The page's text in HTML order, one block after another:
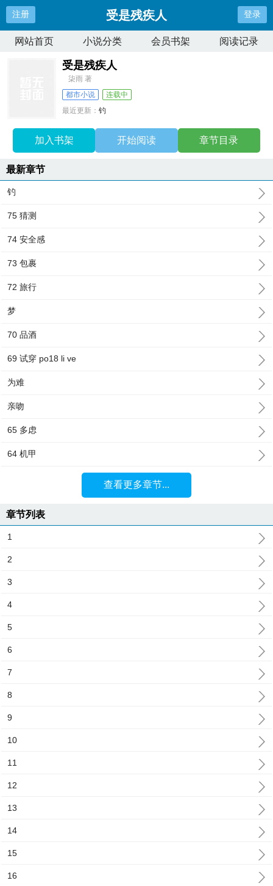
注册 受是残疾人 登录
网站首页 小说分类 会员书架 阅读记录
受是残疾人
柒雨 著
都市小说
连载中
最近更新：钓
加入书架 开始阅读 章节目录
最新章节
钓
75 猜测
74 安全感
73 包裹
72 旅行
梦
70 品酒
69 试穿 po18 li ve
为难
亲吻
65 多虑
64 机甲
查看更多章节...
章节列表
1
2
3
4
5
6
7
8
9
10
11
12
13
14
15
16